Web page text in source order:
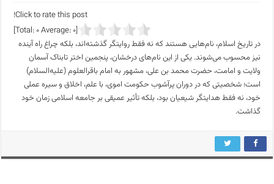
Click to rate this post!
[Total:
0Average: 0
]
در تاریخ اسلام، نام‌هایی هستند که نه فقط روایتگر گذشته‌اند، بلکه چراغ راه آینده
نیز محسوب می‌شوند. یکی از این نام‌های درخشان، پنجمین اختر تابناک آسمان
ولایت و امامت، حضرت محمد بن علی، مشهور به امام باقرالعلوم‌ (علیه‌السلام)
است؛ شخصیتی که در دوران پرآشوب حکومت اموی، با علم، اخلاق و سیره عملی
خود، نه فقط هدایتگر شیعیان بود، بلکه تأثیر عمیقی بر جامعه اسلامی زمان خود
گذاشت.